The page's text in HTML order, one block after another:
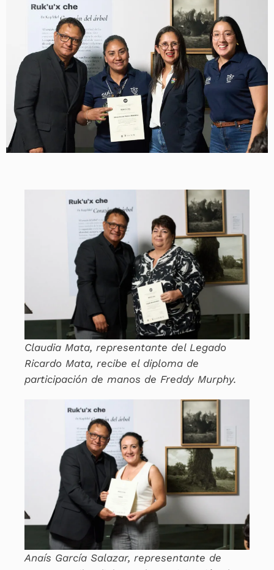
Claudia Mata, representante del Legado
Ricardo Mata, recibe el diploma de
participación de manos de Freddy Murphy.
Anaís García Salazar, representante de